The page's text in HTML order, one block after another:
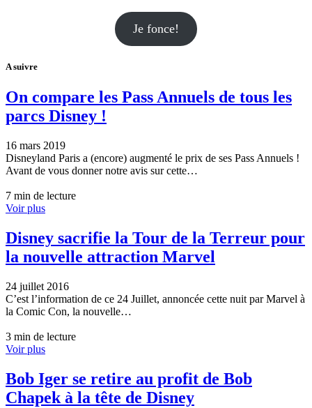
Je fonce!
A suivre
On compare les Pass Annuels de tous les
parcs Disney !
16 mars 2019
Disneyland Paris a (encore) augmenté le prix de ses Pass Annuels !
Avant de vous donner notre avis sur cette…
7 min de lecture
Voir plus
Disney sacrifie la Tour de la Terreur pour
la nouvelle attraction Marvel
24 juillet 2016
C’est l’information de ce 24 Juillet, annoncée cette nuit par Marvel à
la Comic Con, la nouvelle…
3 min de lecture
Voir plus
Bob Iger se retire au profit de Bob
Chapek à la tête de Disney